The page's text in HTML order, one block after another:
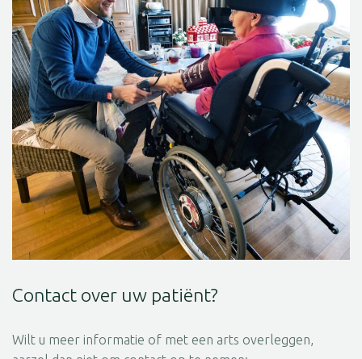
Contact over uw patiënt?
Wilt u meer informatie of met een arts overleggen,